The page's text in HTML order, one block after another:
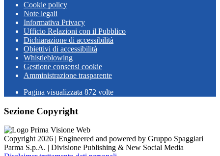
Cookie policy
Note legali
Informativa Privacy
Ufficio Relazioni con il Pubblico
Dichiarazione di accessibilità
Obiettivi di accessibilità
Whistleblowing
Gestione consensi cookie
Amministrazione trasparente
Pagina visualizzata 872 volte
Sezione Copyright
Copyright 2026 | Engineered and powered by Gruppo Spaggiari
Parma S.p.A. | Divisione Publishing & New Social Media